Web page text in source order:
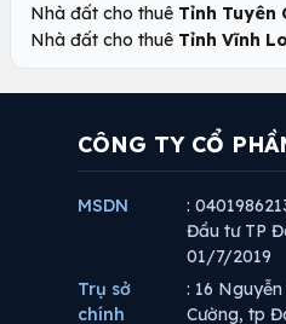
Nhà đất cho thuê Tỉnh Tuyên
Nhà đất cho thuê Tỉnh Vĩnh
CÔNG TY CỔ
MSDN
:
Đầu tư TP
01/7/2019
Trụ sở
chính
: 16
Cường, tp